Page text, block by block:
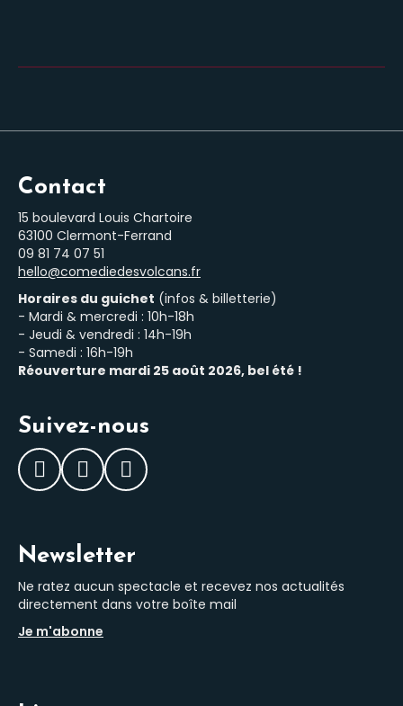
Contact
15 boulevard Louis Chartoire
63100 Clermont-Ferrand
‭09 81 74 07 51‬
hello@comediedesvolcans.fr
Horaires du guichet (infos & billetterie)
- Mardi & mercredi : 10h-18h
- Jeudi & vendredi : 14h-19h
- Samedi : 16h-19h
Réouverture mardi 25 août 2026, bel été !
Suivez-nous
Facebook
InstagramLinkedIn
Newsletter
Ne ratez aucun spectacle et recevez nos actualités
directement dans votre boîte mail
Je m'abonne